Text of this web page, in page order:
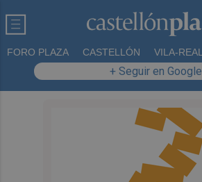
FORO PLAZA CASTELLÓN VILA-REAL
+ Seguir en Google